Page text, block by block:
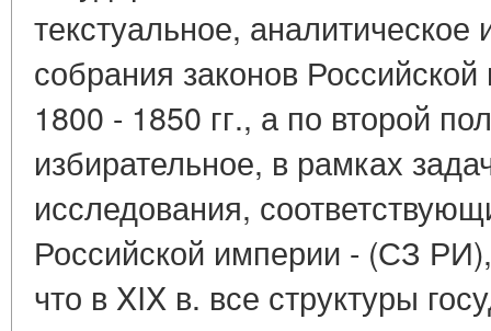
текстуальное,
собрания законов
1800 - 1850 гг., а по второй
избирательное, в рамках
исследования,
Российской империи - (СЗ
что в XIX в. все структуры